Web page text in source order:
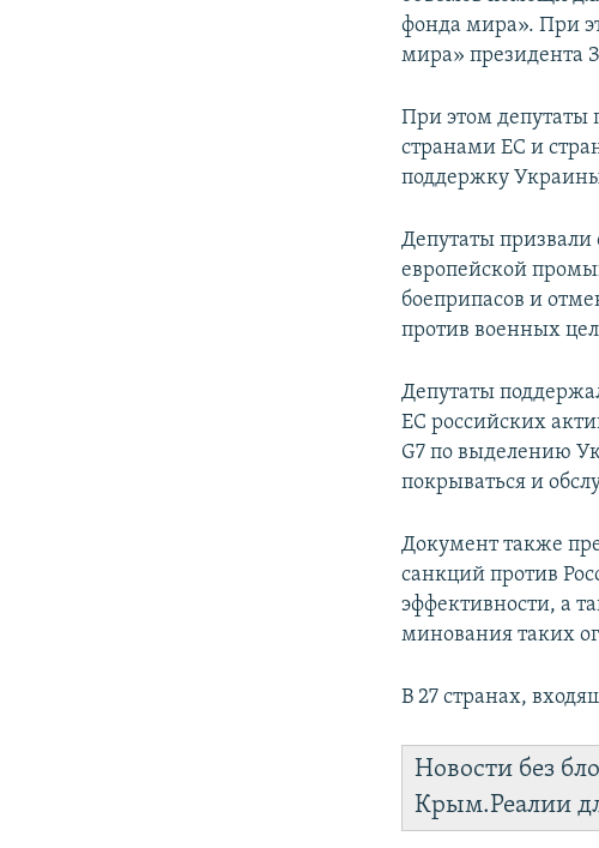
фонда мира». При
мира» президента
При этом депутаты
странами ЕС и
поддержку
Депутаты призвали
европейской
боеприпасов и
против военных
Депутаты
ЕС российских
G7 по выделению
покрываться и
Документ также
санкций против
эффективности, а
минования таких
В 27 странах,
Новости без
Крым.Реалии